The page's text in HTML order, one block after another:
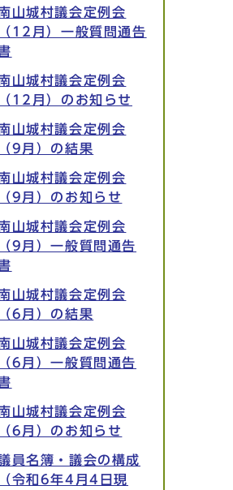
山城村議会定例会
（12月）一般質問通告
山城村議会定例会
（12月）のお知らせ
山城村議会定例会
（9月）の結果
山城村議会定例会
（9月）のお知らせ
山城村議会定例会
（9月）一般質問通告
山城村議会定例会
（6月）の結果
山城村議会定例会
（6月）一般質問通告
山城村議会定例会
（6月）のお知らせ
員名簿・議会の構成
（令和6年4月4日現